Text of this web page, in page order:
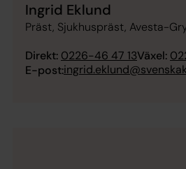
Ingrid Eklund
Präst, Sjukhuspräst, Avesta-
Direkt: 0226-46 47 13Växel:
E-post: